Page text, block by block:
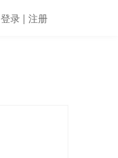
登录 | 注册